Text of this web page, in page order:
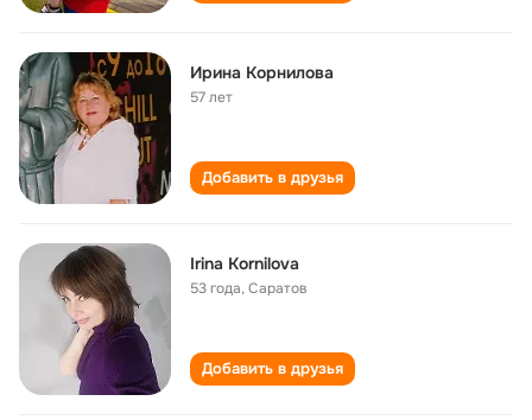
Ирина Корнилова
57 лет
Добавить в друзья
Irina Kornilova
53 года,Саратов
Добавить в друзья